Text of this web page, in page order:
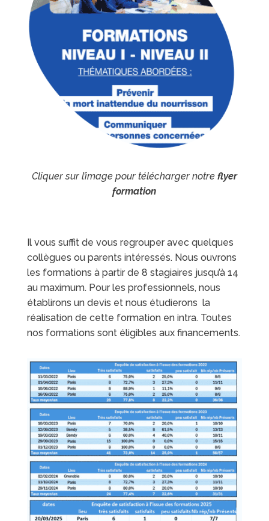
Cliquer sur l’image pour télécharger notre flyer
formation
Il vous suffit de vous regrouper avec quelques
collègues ou parents intéressés. Nous ouvrons
les formations à partir de 8 stagiaires jusqu’à 14
au maximum. Pour les professionnels, nous
établirons un devis et nous étudierons la
réalisation de cette formation en intra. Toutes
nos formations sont éligibles aux financements.